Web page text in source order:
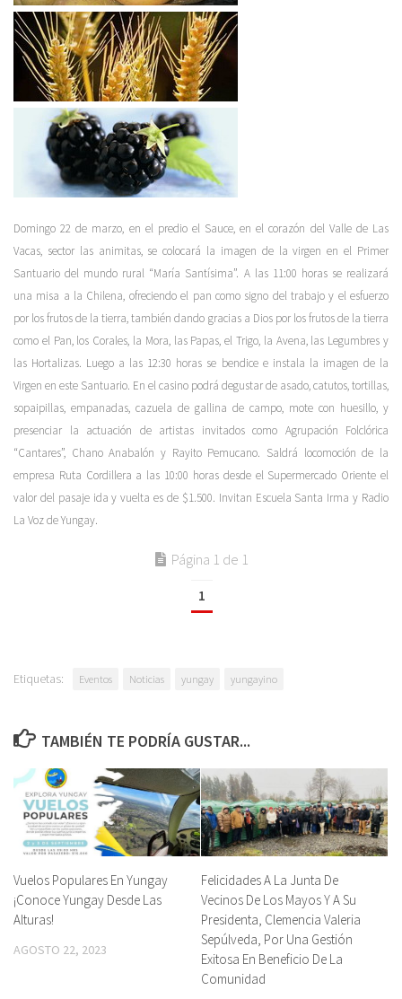
Domingo 22 de marzo, en el predio el Sauce, en el corazón del Valle de Las
Vacas, sector las animitas, se colocará la imagen de la virgen en el Primer
Santuario del mundo rural “María Santísima”. A las 11:00 horas se realizará
una misa a la Chilena, ofreciendo el pan como signo del trabajo y el esfuerzo
por los frutos de la tierra, también dando gracias a Dios por los frutos de la tierra
como el Pan, los Corales, la Mora, las Papas, el Trigo, la Avena, las Legumbres y
las Hortalizas. Luego a las 12:30 horas se bendice e instala la imagen de la
Virgen en este Santuario. En el casino podrá degustar de asado, catutos, tortillas,
sopaipillas, empanadas, cazuela de gallina de campo, mote con huesillo, y
presenciar la actuación de artistas invitados como Agrupación Folclórica
“Cantares”, Chano Anabalón y Rayito Pemucano. Saldrá locomoción de la
empresa Ruta Cordillera a las 10:00 horas desde el Supermercado Oriente el
valor del pasaje ida y vuelta es de $1.500. Invitan Escuela Santa Irma y Radio
La Voz de Yungay.
Página 1 de 1
1
Etiquetas: Eventos Noticias yungay yungayino
TAMBIÉN TE PODRÍA GUSTAR...
Vuelos Populares En Yungay
¡Conoce Yungay Desde Las
Alturas!
AGOSTO 22, 2023
Felicidades A La Junta De
Vecinos De Los Mayos Y A Su
Presidenta, Clemencia Valeria
Sepúlveda, Por Una Gestión
Exitosa En Beneficio De La
Comunidad